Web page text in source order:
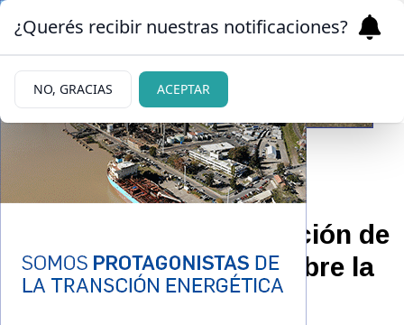
PEDIDO DESESPERADO | 01/03/2025
La inesperada declaración de
Gianinna Maradona sobre la
muerte de su padre
¿Querés recibir nuestras notificaciones?
NO, GRACIAS ACEPTAR